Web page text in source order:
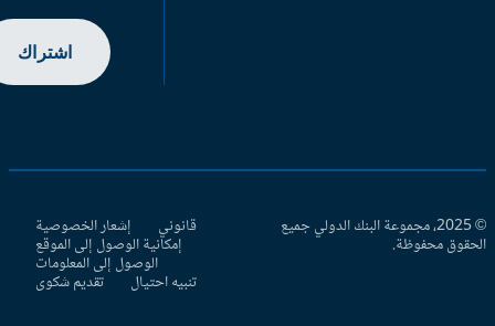
اشتراك
© 2025، مجموعة البنك الدولي جميع
محفوظة.
قانوني إشعار الخصوصية
إمكانية الوصول إلى الموقع
الوصول إلى المعلومات
تنبيه احتيال تقديم شكوى